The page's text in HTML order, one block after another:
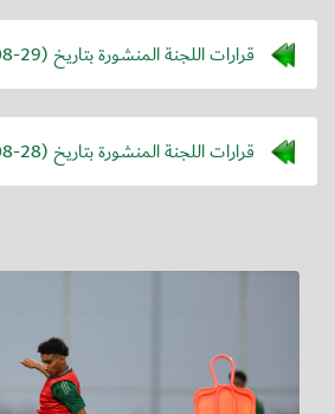
قرارات اللجنة المنشورة بتاريخ (29
قرارات اللجنة المنشورة بتاريخ (28